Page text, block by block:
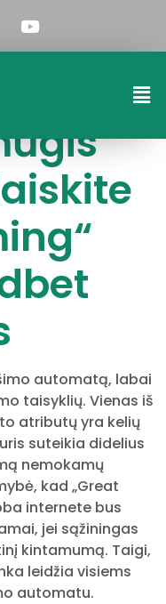
automatą, labai
taisyklių. Vienas iš
atributų yra kelių
suteikia didelius
nemokamų
kad „Great
internete bus
jei sąžiningas
kintamumą. Taigi,
leidžia visiems
automatu.